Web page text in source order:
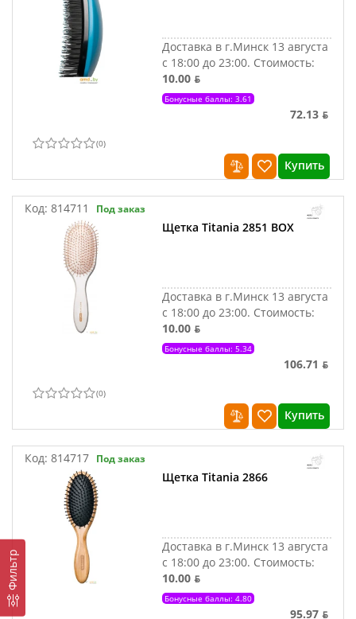
Фильтр
Доставка в г.Минск 13 августа
с 18:00 до 23:00. Стоимость:
10.00 ƃ
Бонусные баллы: 3.61
72.13 ƃ
(0)
Купить
Код: 814711 Под заказ
Щетка Titania 2851 BOX
Доставка в г.Минск 13 августа
с 18:00 до 23:00. Стоимость:
10.00 ƃ
Бонусные баллы: 5.34
106.71 ƃ
(0)
Купить
Код: 814717 Под заказ
Щетка Titania 2866
Доставка в г.Минск 13 августа
с 18:00 до 23:00. Стоимость:
10.00 ƃ
Бонусные баллы: 4.80
95.97 ƃ